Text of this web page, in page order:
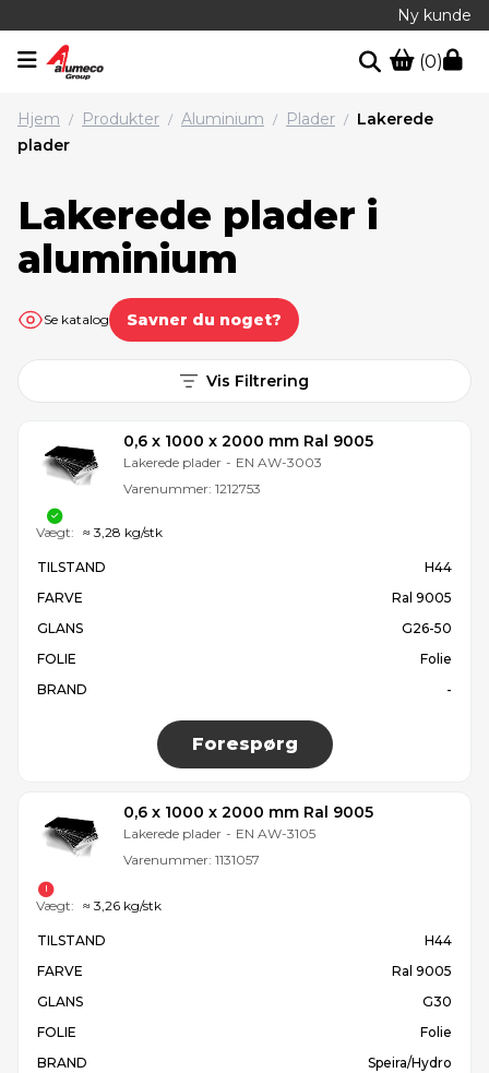
Ny kunde
(0)
Hjem / Produkter / Aluminium / Plader / Lakerede
plader
Lakerede plader i
aluminium
Se katalog Savner du noget?
Vis Filtrering
0,6 x 1000 x 2000 mm Ral 9005
Lakerede plader - EN AW-3003
Varenummer: 1212753
TILSTAND
H44
FARVE
Ral 9005
GLANS
G26-50
FOLIE
Folie
BRAND
-
Forespørg
Vægt: ≈ 3,28 kg/stk
0,6 x 1000 x 2000 mm Ral 9005
Lakerede plader - EN AW-3105
Varenummer: 1131057
TILSTAND
H44
FARVE
Ral 9005
GLANS
G30
FOLIE
Folie
BRAND
Speira/Hydro
Vægt: ≈ 3,26 kg/stk